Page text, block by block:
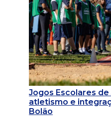
Jogos Escolares
atletismo e
Bolão